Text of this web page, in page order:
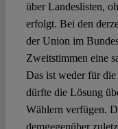
über Landeslisten,
erfolgt. Bei den
der Union im
Zweitstimmen eine
Das ist weder für die
dürfte die Lösung
Wählern verfügen.
demgegenüber